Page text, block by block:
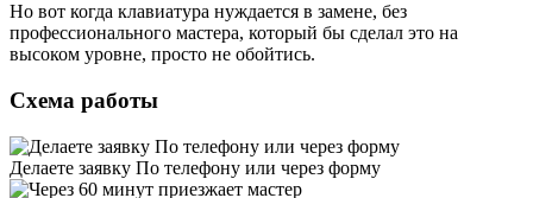
Но вот когда клавиатура нуждается в замене, без
профессионального мастера, который бы сделал это на
высоком уровне, просто не обойтись.
Схема работы
Делаете заявку По телефону или через форму